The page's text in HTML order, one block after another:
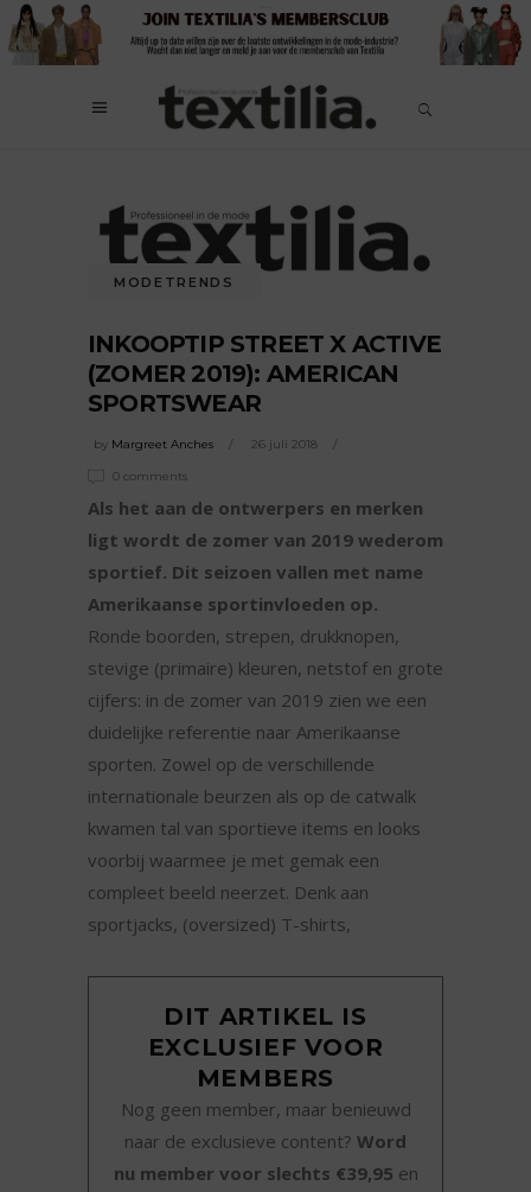
MODETRENDS
INKOOPTIP STREET X ACTIVE
(ZOMER 2019): AMERICAN
SPORTSWEAR
by Margreet Anches 26 juli 2018
0 comments
Als het aan de ontwerpers en merken
ligt wordt de zomer van 2019 wederom
sportief. Dit seizoen vallen met name
Amerikaanse sportinvloeden op.
Ronde boorden, strepen, drukknopen,
stevige (primaire) kleuren, netstof en grote
cijfers: in de zomer van 2019 zien we een
duidelijke referentie naar Amerikaanse
sporten. Zowel op de verschillende
internationale beurzen als op de catwalk
kwamen tal van sportieve items en looks
voorbij waarmee je met gemak een
compleet beeld neerzet. Denk aan
sportjacks, (oversized) T-shirts,
DIT ARTIKEL IS
EXCLUSIEF VOOR
MEMBERS
Nog geen member, maar benieuwd
naar de exclusieve content? Word
nu member voor slechts €39,95 en